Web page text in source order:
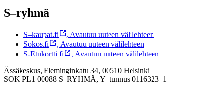
S–ryhmä
S–kaupat.fi , Avautuu uuteen välilehteen
Sokos.fi
, Avautuu uuteen välilehteen
S-Etukortti.fi
, Avautuu uuteen välilehteen
Ässäkeskus, Fleminginkatu 34, 00510 Helsinki
SOK PL1 00088 S–RYHMÄ, Y–tunnus 0116323–1